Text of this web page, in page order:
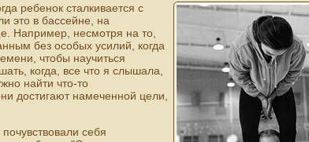
ребенок сталкивается с
это в бассейне, на
Например, несмотря на то,
без особых усилий, когда
чтобы научиться
когда, все что я слышала,
найти что-то
достигают намеченной цели,
себя